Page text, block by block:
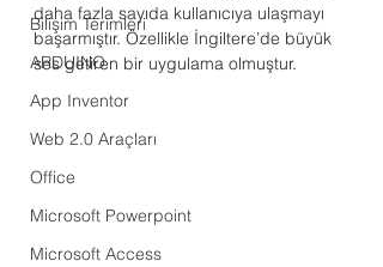
Bilişim Terimleri
ARDUINO
App Inventor
Web 2.0 Araçları
Office
Microsoft Powerpoint
Microsoft Access
daha fazla sayıda kullanıcıya ulaşmayı
başarmıştır. Özellikle İngiltere’de büyük
ses getiren bir uygulama olmuştur.